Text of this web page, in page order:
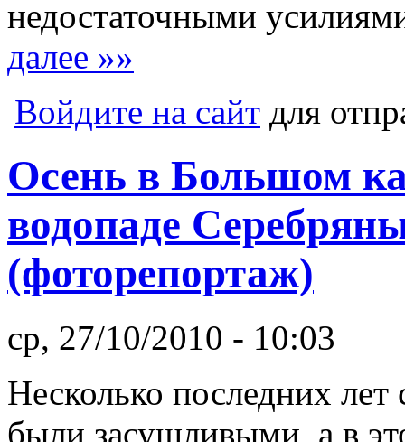
недостаточными
далее »»
Войдите на сайт для
Осень в Большом
водопаде
(фоторепортаж)
ср, 27/10/2010 - 10:03
Несколько последних лет
были засушливыми, а в